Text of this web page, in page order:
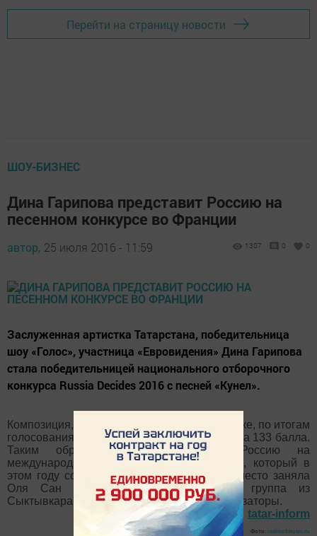
Перейти на страницу новости
ШОУ-БИЗНЕС
Дина Гарипова представит Россию на
песенном конкурсе во Франции
автор, 25 июля 2016 - 11:59 1307 0 0
Заслуженная артистка Татарстана, победительница
шоу «Голос», участница «Евровидения» Дина Гарипова
стала победительницей национального отборочного
конкурса Russia Decides 2016 с песней «Кунел».
Композиция, исполненная на татарском языке, по итогам
голосования международного жюри, набрала 133 балла.
Таким образом, Дина представит Россию на
международном OGAE Song Contest 2016, который в
этом году состоится во Франции. Второе место заняла
Оля Сан из Екатеринбурга, третье - группа из
Сыктывкара «Зарни Ань», сообщают организаторы.
tatar-inform
Фото: realmofmusic.ru